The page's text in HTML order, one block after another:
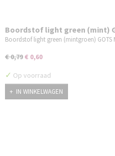
Boordstof light green (mint)
Boordstof light green (mintgroen)
€ 0,79€ 0,60
✓ Op voorraad
IN WINKELWAGEN